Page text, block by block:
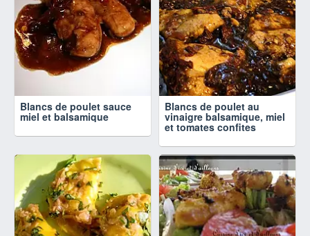
Blancs de poulet sauce
miel et balsamique
Blancs de poulet au
vinaigre balsamique, miel
et tomates confites